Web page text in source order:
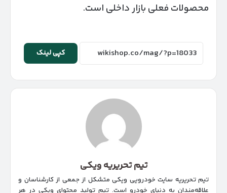
محصولات فعلی بازار داخلی است.
کپی لینک
تیم تحریریه ویکی
تیم تحریریه سایت خودرویی ویکی متشکل از جمعی از کارشناسان و
علاقه‌مندان به دنیای خودرو است. تیم تولید محتوای ویکی در هر